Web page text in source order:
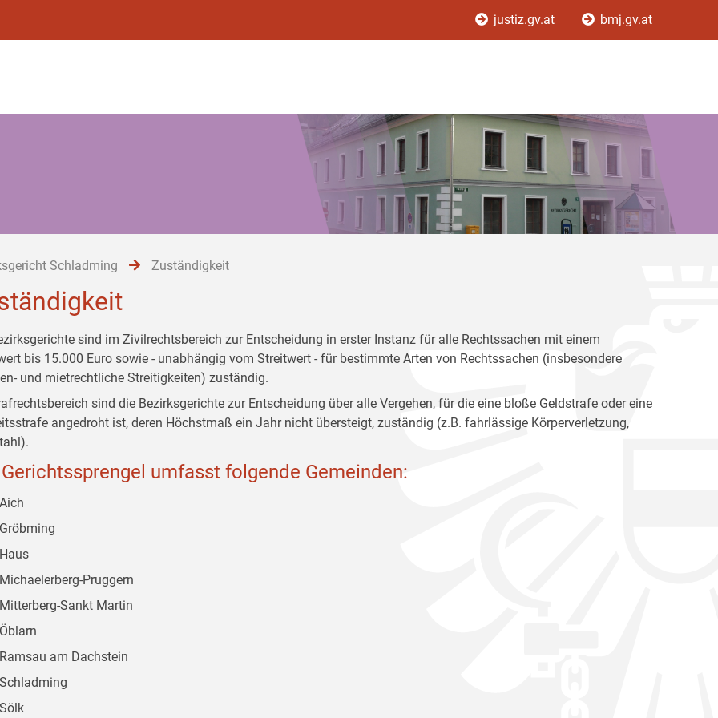
justiz.gv.at bmj.gv.at
Schladming Zuständigkeit
sind im Zivilrechtsbereich zur Entscheidung in erster Instanz für alle Rechtssachen mit einem
bis 15.000 Euro sowie - unabhängig vom Streitwert - für bestimmte Arten von Rechtssachen (insbesondere
und mietrechtliche Streitigkeiten) zuständig.
sind die Bezirksgerichte zur Entscheidung über alle Vergehen, für die eine bloße Geldstrafe oder eine
angedroht ist, deren Höchstmaß ein Jahr nicht übersteigt, zuständig (z.B. fahrlässige Körperverletzung,
Gerichtssprengel umfasst folgende Gemeinden:
Aich
Gröbming
Haus
Michaelerberg-Pruggern
Mitterberg-Sankt Martin
Öblarn
Ramsau am Dachstein
Schladming
Sölk